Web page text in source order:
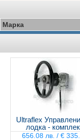
Марка
Ultraflex
лодка -
656.08 лв. / €